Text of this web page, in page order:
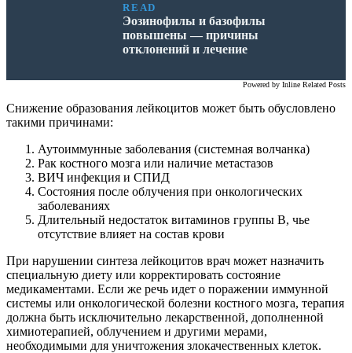
READ
Эозинофилы и базофилы
повышены — причины
отклонений и лечение
Powered by Inline Related Posts
Снижение образования лейкоцитов может быть обусловлено
такими причинами:
Аутоиммунные заболевания (системная волчанка)
Рак костного мозга или наличие метастазов
ВИЧ инфекция и СПИД
Состояния после облучения при онкологических
заболеваниях
Длительный недостаток витаминов группы В, чье
отсутствие влияет на состав крови
При нарушении синтеза лейкоцитов врач может назначить
специальную диету или корректировать состояние
медикаментами. Если же речь идет о поражении иммунной
системы или онкологической болезни костного мозга, терапия
должна быть исключительно лекарственной, дополненной
химиотерапией, облучением и другими мерами,
необходимыми для уничтожения злокачественных клеток.